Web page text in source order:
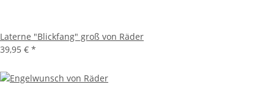
Laterne "Blickfang" groß von Räder
39,95 € *